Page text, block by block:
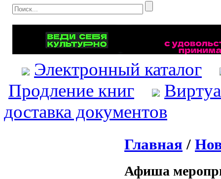
Электронный каталог
Продление книг
доставка документов
Главная /
Афиша